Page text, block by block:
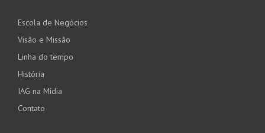
Escola de Negócios
Visão e Missão
Linha do tempo
História
IAG na Mídia
Contato